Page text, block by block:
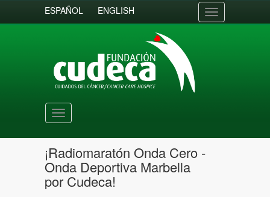
ESPAÑOL ENGLISH
Toggle
navigation
Toggle
navigation
¡Radiomaratón Onda Cero -
Onda Deportiva Marbella
por Cudeca!